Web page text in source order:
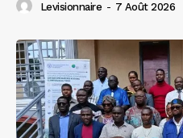
Levisionnaire - 7 Août 2026